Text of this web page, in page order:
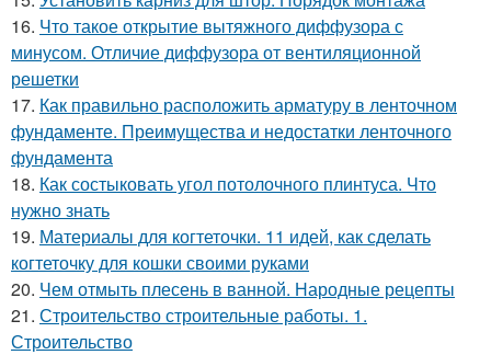
16. Что такое открытие вытяжного диффузора с
минусом. Отличие диффузора от вентиляционной
решетки
17. Как правильно расположить арматуру в ленточном
фундаменте. Преимущества и недостатки ленточного
фундамента
18. Как состыковать угол потолочного плинтуса. Что
нужно знать
19. Материалы для когтеточки. 11 идей, как сделать
когтеточку для кошки своими руками
20. Чем отмыть плесень в ванной. Народные рецепты
21. Строительство строительные работы. 1.
Строительство